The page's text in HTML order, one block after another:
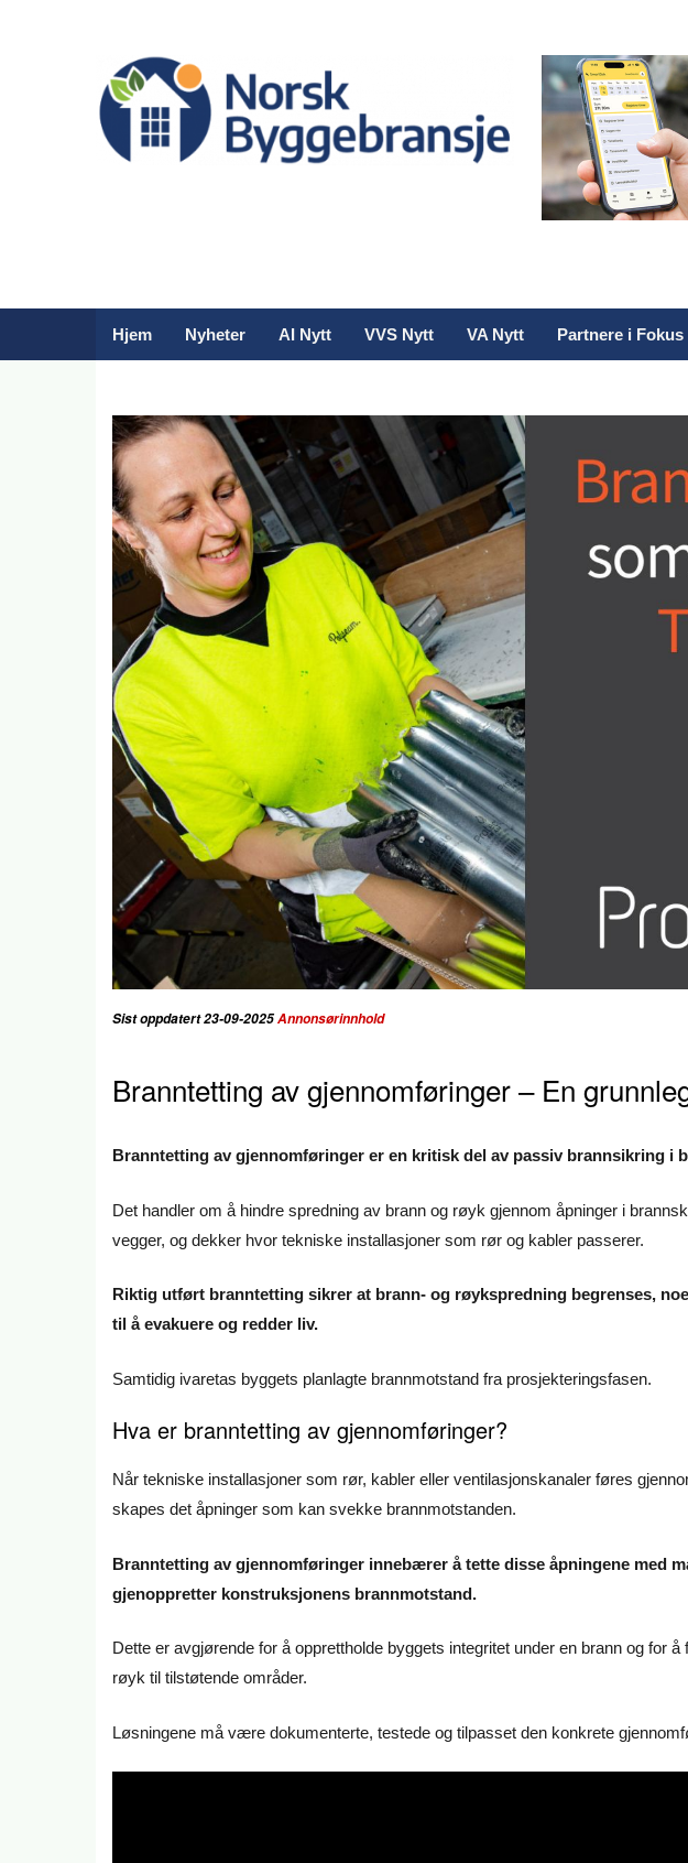
Hjem Nyheter AI Nytt VVS Nytt VA Nytt Partnere i Fokus
Sist oppdatert 23-09-2025Annonsørinnhold
Branntetting av gjennomføringer – En
Branntetting av gjennomføringer er en kritisk del av passiv brannsikring i
Det handler om å hindre spredning av brann og røyk gjennom åpninger i
vegger, og dekker hvor tekniske installasjoner som rør og kabler passerer.
Riktig utført branntetting sikrer at brann- og røykspredning begrenses,
til å evakuere og redder liv.
Samtidig ivaretas byggets planlagte brannmotstand fra prosjekteringsfasen.
Hva er branntetting av gjennomføringer?
Når tekniske installasjoner som rør, kabler eller ventilasjonskanaler føres
skapes det åpninger som kan svekke brannmotstanden.
Branntetting av gjennomføringer innebærer å tette disse åpningene med
gjenoppretter konstruksjonens brannmotstand.
Dette er avgjørende for å opprettholde byggets integritet under en brann og for
røyk til tilstøtende områder.
Løsningene må være dokumenterte, testede og tilpasset den konkrete